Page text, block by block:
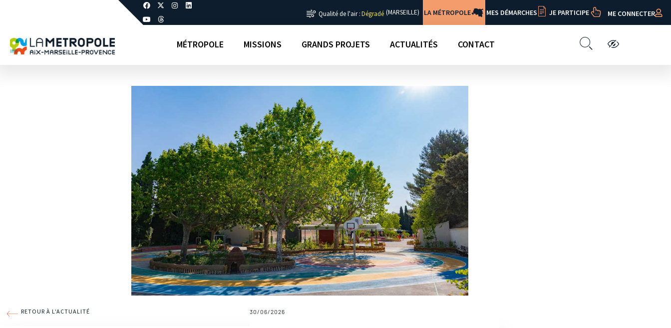
Qualité de l'air :Dégradé (MARSEILLE) LA MÉTROPOLE MES DÉMARCHES JE PARTICIPE ME CONNECTER
MÉTROPOLE MISSIONS GRANDS PROJETS ACTUALITÉS CONTACT
RETOUR À L'ACTUALITÉ 30/06/2026